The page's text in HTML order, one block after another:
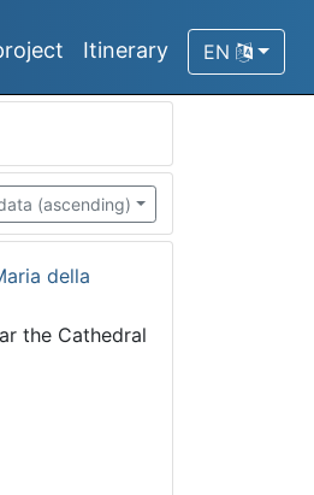
Itinerary EN
(ascending)
della
the Cathedral